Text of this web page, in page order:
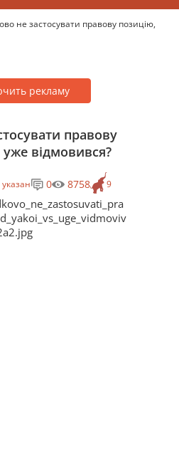
не застосувати правову позицію,
рекламу
правову
уже відмовився?
9
0 8758